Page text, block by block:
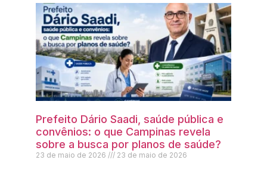
Prefeito Dário Saadi, saúde pública e
convênios: o que Campinas revela
sobre a busca por planos de saúde?
23 de maio de 2026 23 de maio de 2026